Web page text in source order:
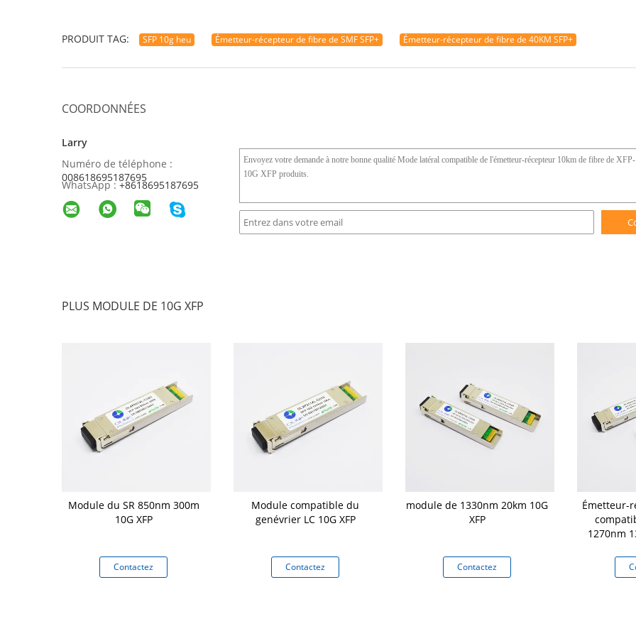
PRODUIT TAG: SFP 10g heu Émetteur-récepteur de fibre de SMF SFP+ Émetteur-récepteur de fibre de 40KM SFP+
COORDONNÉES
Larry
Numéro de téléphone :
008618695187695
WhatsApp : +8618695187695
PLUS MODULE DE 10G XFP
Module du SR 850nm 300m
10G XFP
Contactez
Module compatible du
genévrier LC 10G XFP
Contactez
module de 1330nm 20km 10G
XFP
Contactez
Émetteur-
1270nm